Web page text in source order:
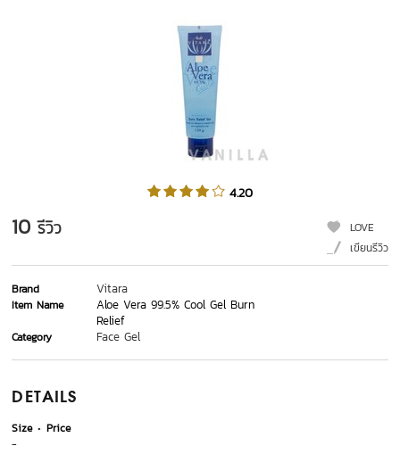
4.20
10 รีวิว
LOVE
เขียนรีวิว
Brand Vitara
Item Name
Aloe Vera 99.5% Cool Gel Burn
Relief
Category Face Gel
DETAILS
Size
Price
-